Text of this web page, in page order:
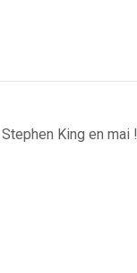
Stephen King en mai !